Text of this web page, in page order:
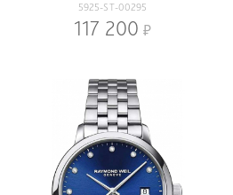
5925-ST-00295
117 200